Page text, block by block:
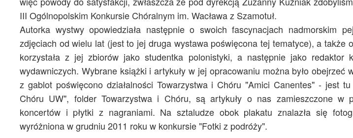
III Ogólnopolskim Konkursie Chóralnym im. Wacława z Szamotuł.
Autorka wystwy opowiedziała następnie o swoich fascynacjach nadmorskim
zdjęciach od wielu lat (jest to jej druga wystawa poświęcona tej tematyce), a także
korzystała z jej zbiorów jako studentka polonistyki, a następnie jako redaktor
wydawniczych. Wybrane książki i artykuły w jej opracowaniu można było obejrzeć
z gablot poświęcono działalności Towarzystwa i Chóru "Amici Canentes" - jest
Chóru UW", folder Towarzystwa i Chóru, są artykuły o nas zamieszczone w
koncertów i płytki z nagraniami. Na sztaludze obok plakatu znalazła się
wyróżniona w grudniu 2011 roku w konkursie "Fotki z podróży".